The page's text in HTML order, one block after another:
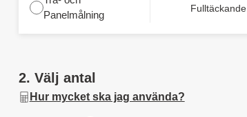
Panelmålning
Fulltäckande
2. Välj antal
Hur mycket ska jag använda?